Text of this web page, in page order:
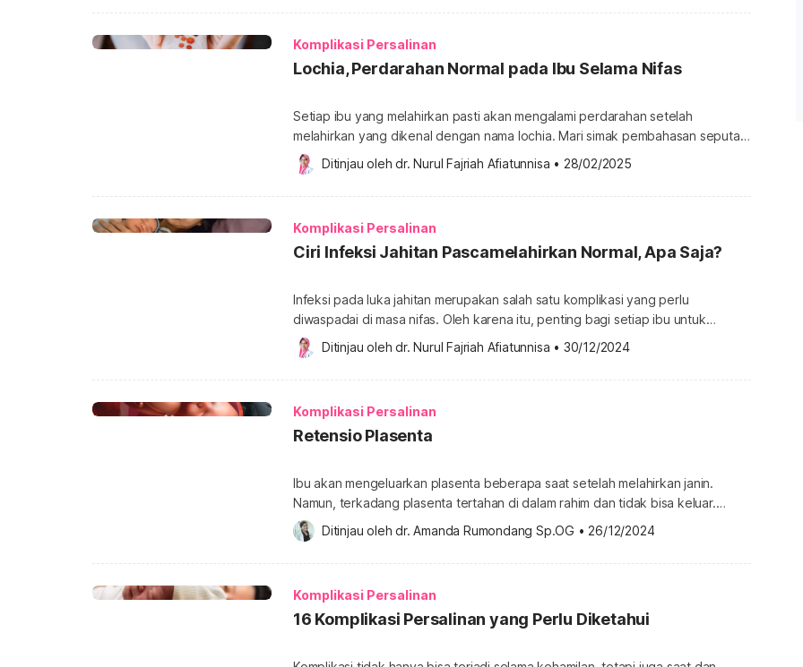
gejala sembelit setelah melahirkan Tubuh Anda dapat mengalami perubahan
Komplikasi Persalinan
Lochia, Perdarahan Normal pada Ibu Selama Nifas
Setiap ibu yang melahirkan pasti akan mengalami perdarahan setelah
melahirkan yang dikenal dengan nama lochia. Mari simak pembahasan seputar
darah yang keluar selama masa nifas dalam pembahasan di bawah ini. Ciri-ciri
lochia Lochia adalah darah yang keluar dari vagina pascamelahirkan atau
selama masa nifas. Kondisi ini bukan komplikasi persalinan, melainkan bagian
Ditinjau oleh dr. Nurul Fajriah Afiatunnisa • 28/02/2025
Komplikasi Persalinan
Ciri Infeksi Jahitan Pascamelahirkan Normal, Apa Saja?
Infeksi pada luka jahitan merupakan salah satu komplikasi yang perlu
diwaspadai di masa nifas. Oleh karena itu, penting bagi setiap ibu untuk
mengenali ciri infeksi jahitan pascamelahirkan normal dan langkah perawatan
yang tepat seperti di bawah ini. Ciri-ciri infeksi jahitan pascamelahirkan normal
Jahitan setelah melahirkan normal kerap kali diperlukan bila terjadi robekan
Ditinjau oleh dr. Nurul Fajriah Afiatunnisa • 30/12/2024
Komplikasi Persalinan
Retensio Plasenta
Ibu akan mengeluarkan plasenta beberapa saat setelah melahirkan janin.
Namun, terkadang plasenta tertahan di dalam rahim dan tidak bisa keluar.
Dalam dunia medis, kondisi ini disebut sebagai retensio plasenta. Retensio
plasenta adalah kondisi yang perlu segera ditangani karena bisa menimbulkan
infeksi. Seperti apa penanganan yang perlu dilakukan? Temukan jawabannya
Ditinjau oleh dr. Amanda Rumondang Sp.OG • 26/12/2024
Komplikasi Persalinan
16 Komplikasi Persalinan yang Perlu Diketahui